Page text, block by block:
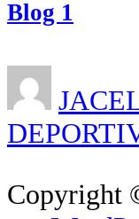
Blog 1
Copyright